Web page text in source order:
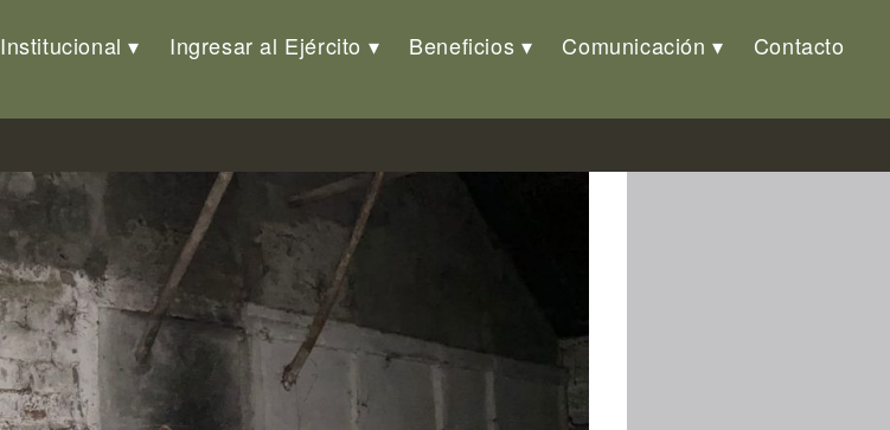
Institucional Ingresar al Ejército Beneficios Comunicación Contacto